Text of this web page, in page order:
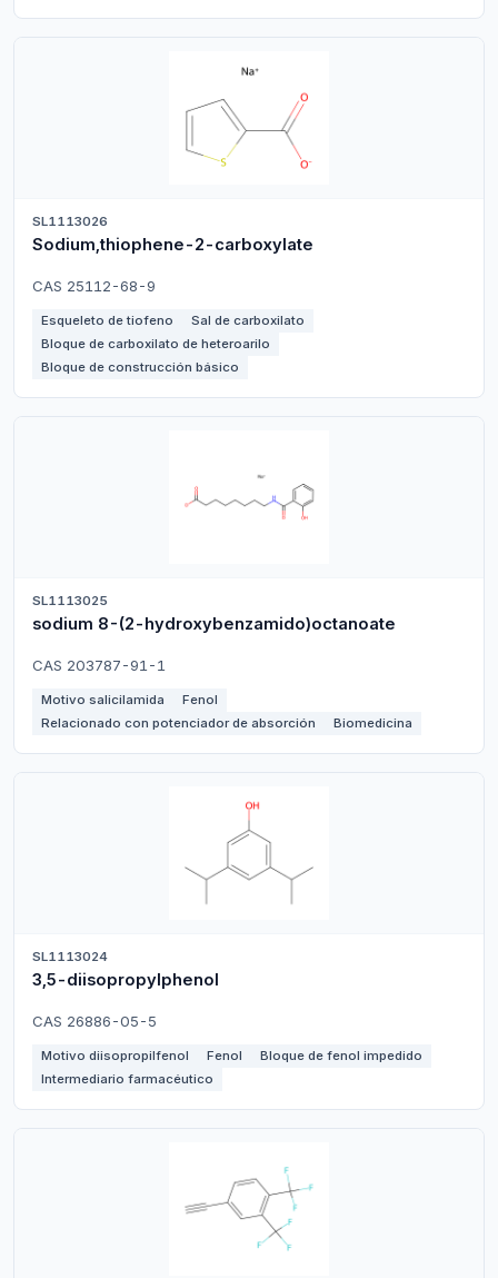
SL1113026
Sodium,thiophene-2-carboxylate
CAS 25112-68-9
Esqueleto de tiofeno
Sal de carboxilato
Bloque de carboxilato de heteroarilo
Bloque de construcción básico
SL1113025
sodium 8-(2-hydroxybenzamido)octanoate
CAS 203787-91-1
Motivo salicilamida
Fenol
Relacionado con potenciador de absorción
Biomedicina
SL1113024
3,5-diisopropylphenol
CAS 26886-05-5
Motivo diisopropilfenol Fenol
Bloque de fenol impedido
Intermediario farmacéutico